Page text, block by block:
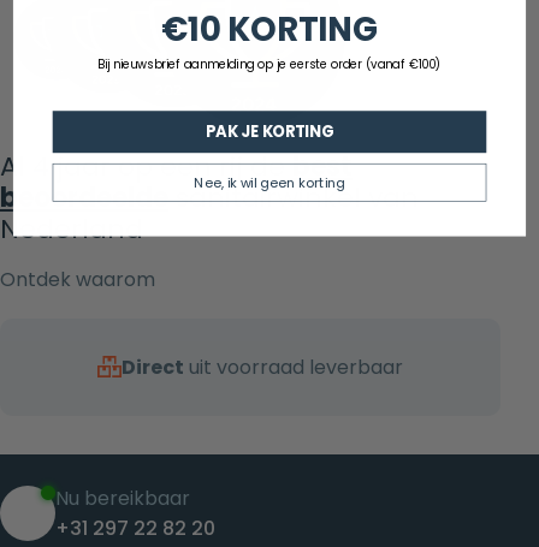
Al 4 jaar op een rij debest
beoordeeldesanitairwinkel van
Nederland
Ontdek waarom
Direct uit voorraad leverbaar
Nu bereikbaar
+31 297 22 82 20
€10 KORTING
Bij nieuwsbrief aanmelding op je eerste order (vanaf €100)
PAK JE KORTING
Nee, ik wil geen korting